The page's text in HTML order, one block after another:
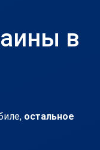
в
остальное